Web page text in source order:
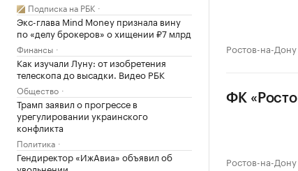
Подписка на РБК
Экс-глава Mind Money признала вину
по «делу брокеров» о хищении ₽7 млрд
Финансы
Как изучали Луну: от изобретения
телескопа до высадки. Видео РБК
Общество
Трамп заявил о прогрессе в
урегулировании украинского
конфликта
Политика
Гендиректор «ИжАвиа» объявил об
увольнении
Ростов-на-Дону
ФК
Ростов-на-Дону